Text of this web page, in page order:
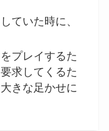
ていた時に、
プレイするた
求してくるた
きな足かせに